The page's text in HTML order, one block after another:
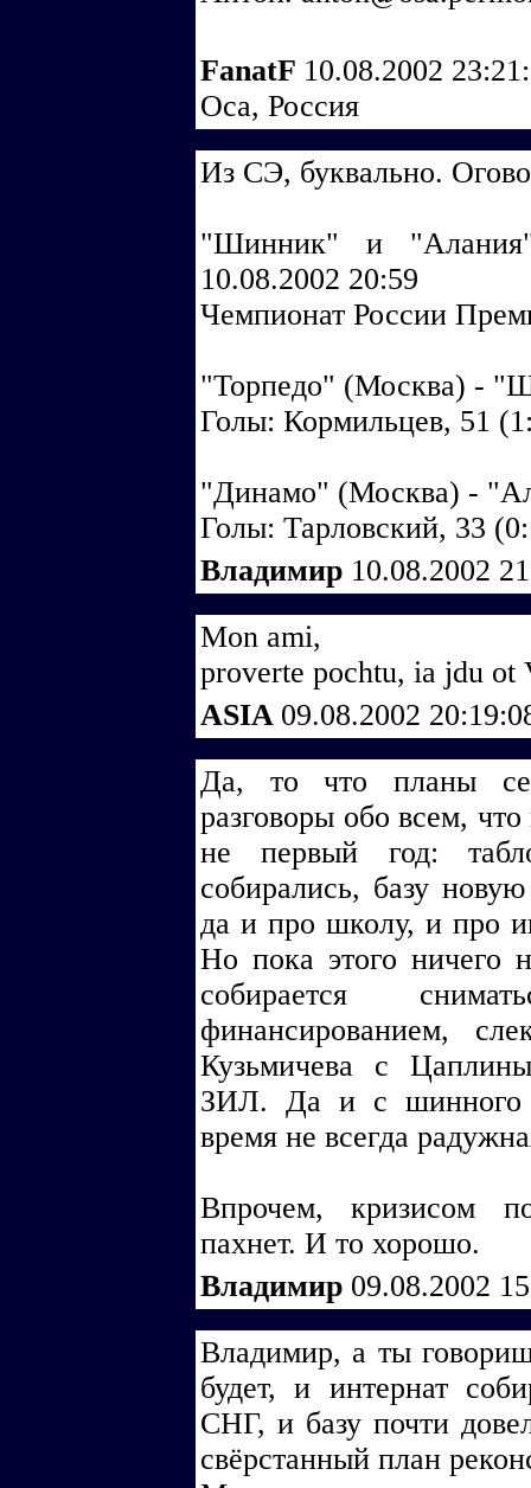
FanatF 10.08.2002
Оса, Россия
Из СЭ, буквально.
"Шинник" и
10.08.2002 20:59
Чемпионат России
"Торпедо" (Москва) -
Голы: Кормильцев, 51
"Динамо" (Москва) -
Голы: Тарловский, 33
Владимир 10.08.2002
Mon ami,
proverte pochtu, ia jdu ot
ASIA 09.08.2002
Да, то что планы
разговоры обо всем,
не первый год:
собирались, базу
да и про школу, и про
Но пока этого ничего
собирается
финансированием,
Кузьмичева с
ЗИЛ. Да и с шинного
время не всегда
Впрочем, кризисом
пахнет. И то хорошо.
Владимир 09.08.2002
Владимир, а ты
будет, и интернат
СНГ, и базу почти
свёрстанный план